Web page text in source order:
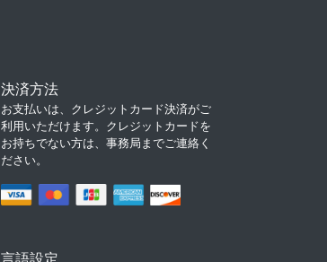
決済方法
お支払いは、クレジットカード決済がご
利用いただけます。クレジットカードを
お持ちでない方は、事務局までご連絡く
ださい。
言語設定